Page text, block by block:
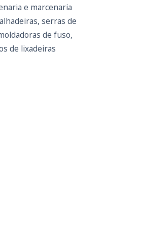
e marcenaria
serras de
de fuso,
de lixadeiras